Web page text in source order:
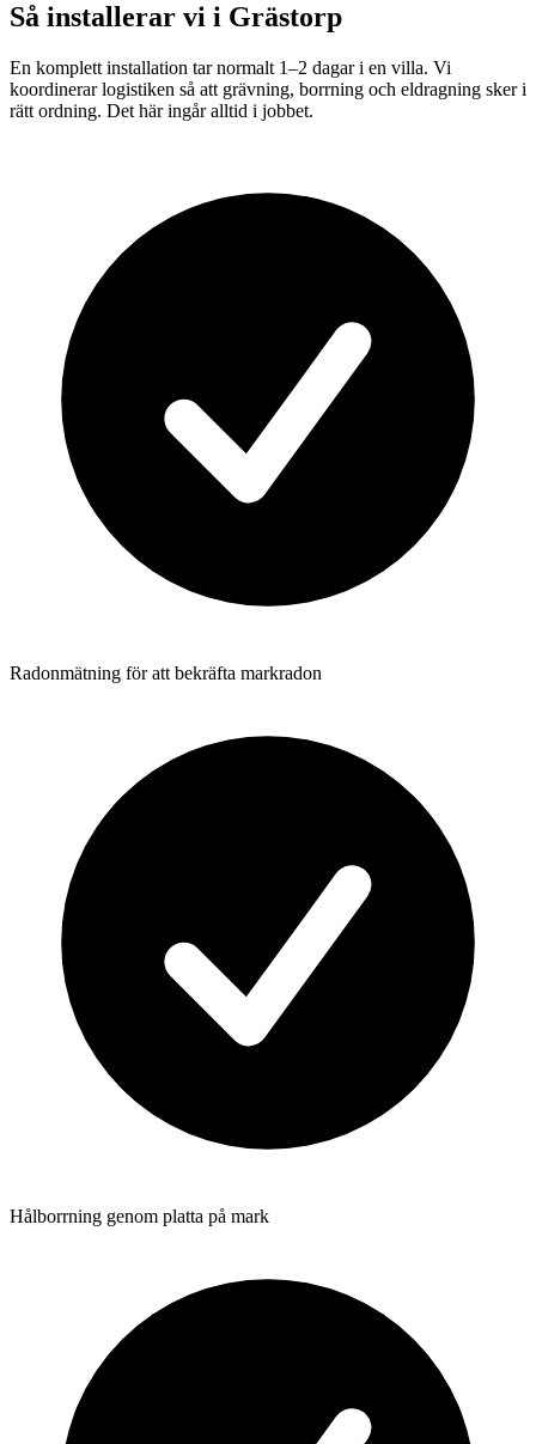
Så installerar vi i Grästorp
En komplett installation tar normalt 1–2 dagar i en villa. Vi
koordinerar logistiken så att grävning, borrning och eldragning sker i
rätt ordning. Det här ingår alltid i jobbet.
Radonmätning för att bekräfta markradon
Hålborrning genom platta på mark